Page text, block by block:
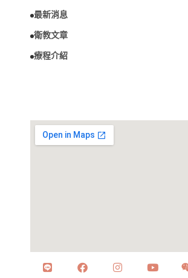
最新消息
衛教文章
療程介紹